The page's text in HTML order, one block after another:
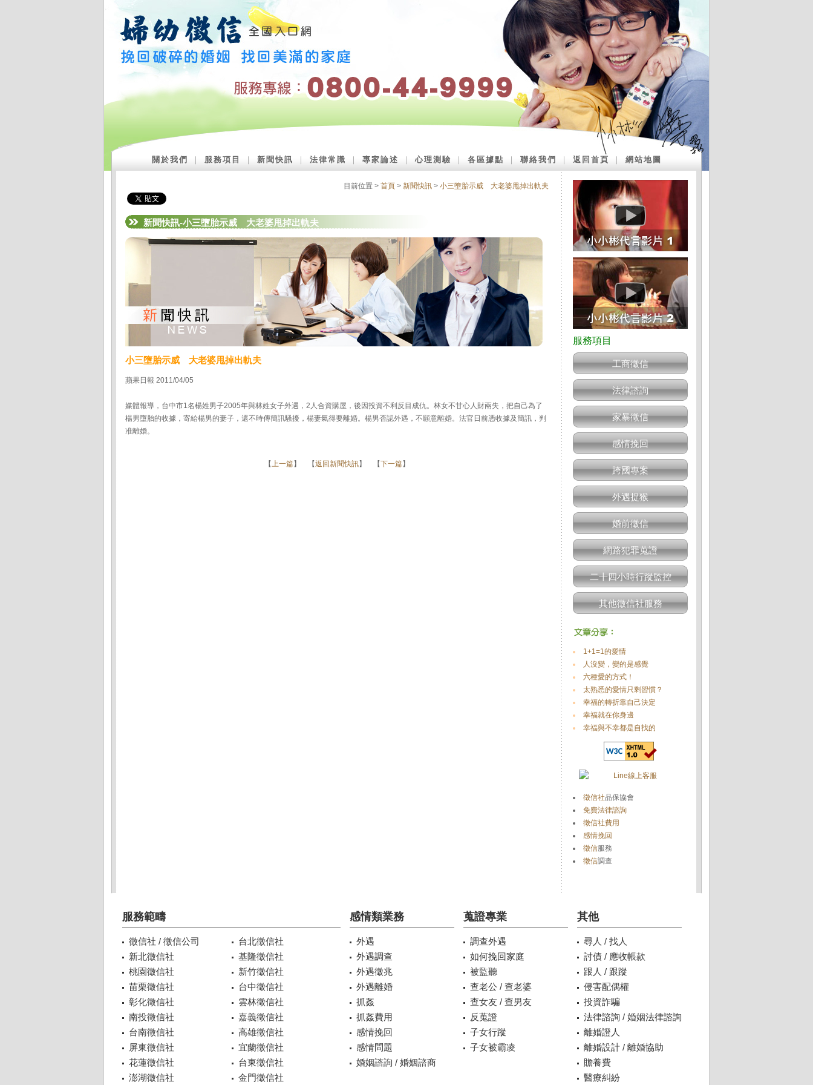
關於我們 服務項目 新聞快訊 法律常識 專家論述 ｜心理測驗 各區據點 聯絡我們 返回首頁 網站地圖
目前位置 > 首頁 > 新聞快訊 > 小三墮胎示威 大老婆甩掉出軌夫
新聞快訊-小三墮胎示威 大老婆甩掉出軌夫
小三墮胎示威 大老婆甩掉出軌夫
蘋果日報 2011/04/05
媒體報導，台中市1名楊姓男子2005年與林姓女子外遇，2人合資購屋，後因投資不利反目成仇。林女不甘心人財兩失，把自己為了
楊男墮胎的收據，寄給楊男的妻子，還不時傳簡訊騷擾，楊妻氣得要離婚。楊男否認外遇，不願意離婚。法官日前憑收據及簡訊，判
准離婚。
【上一篇】 【返回新聞快訊】 【下一篇】
工商徵信
法律諮詢
家暴徵信
感情挽回
跨國專案
外遇捉猴
婚前徵信
網路犯罪蒐證
二十四小時行蹤監控
其他徵信社服務
1+1=1的愛情
人沒變，變的是感覺
六種愛的方式！
太熟悉的愛情只剩習慣？
幸福的轉折靠自己決定
幸福就在你身邊
幸福與不幸都是自找的
徵信社品保協會
免費法律諮詢
徵信社費用
感情挽回
徵信服務
徵信調查
服務範疇
徵信社 / 徵信公司
台北徵信社
新北徵信社
基隆徵信社
桃園徵信社
新竹徵信社
苗栗徵信社
台中徵信社
彰化徵信社
雲林徵信社
南投徵信社
嘉義徵信社
台南徵信社
高雄徵信社
屏東徵信社
宜蘭徵信社
花蓮徵信社
台東徵信社
澎湖徵信社
金門徵信社
感情類業務
外遇
外遇調查
外遇徵兆
外遇離婚
抓姦
抓姦費用
感情挽回
感情問題
婚姻諮詢 / 婚姻諮商
蒐證專業
調查外遇
如何挽回家庭
被監聽
查老公 / 查老婆
查女友 / 查男友
反蒐證
子女行蹤
子女被霸凌
其他
尋人 / 找人
討債 / 應收帳款
跟人 / 跟蹤
侵害配偶權
投資詐騙
法律諮詢 / 婚姻法律諮詢
離婚證人
離婚設計 / 離婚協助
贍養費
醫療糾紛